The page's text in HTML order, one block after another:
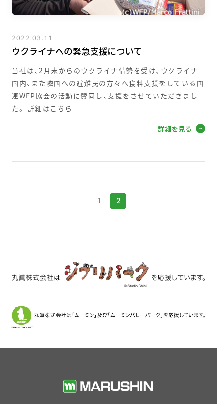
2022.03.11
ウクライナへの緊急支援について
当社は、2月末からのウクライナ情勢を受け、ウクライナ
国内、また隣国への避難民の方々へ食料支援をしている国
連WFP協会の活動に賛同し、支援をさせていただきまし
た。 詳細はこちら
詳細を見る
1 2